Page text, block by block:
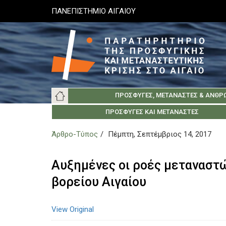
το
κυρίως
περιεχόμενο
ΠΑΝΕΠΙΣΤΗΜΙΟ ΑΙΓΑΙΟΥ
Main
navigation
ΣΧΕΤΙΚΆ
ΠΡΌΣΦΥΓΕΣ, ΜΕΤΑΝΆΣΤΕΣ &
ΠΡΌΣΦΥΓΕΣ ΚΑΙ ΜΕΤΑΝΆΣΤΕΣ
ΚΟΙΝΩΝΊΑ ΤΗΣ ΛΈΣΒΟΥ ΚΟΙΝΩΝΊΑ ΤΗΣ
ΠΑΝΕΠΙΣΤΉΜΙΟ ΑΙΓΑΊΟΥ ΕΛΛΗΝΙΚΆ
Άρθρο-Τύπος Πέμπτη, Σεπτέμβριος 14, 2017
Αυξημένες οι ροές
βορείου Αιγαίου
View Original